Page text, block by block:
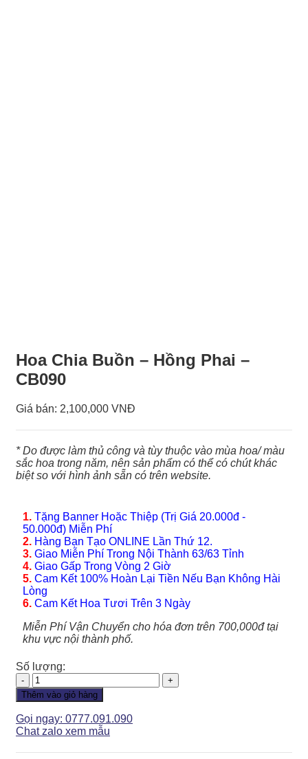
Hoa Chia Buồn – Hồng Phai –
CB090
Giá bán: 2,100,000 VNĐ
* Do được làm thủ công và tùy thuộc vào mùa hoa/ màu
sắc hoa trong năm, nên sản phẩm có thể có chút khác
biệt so với hình ảnh sẵn có trên website.
1. Tặng Banner Hoặc Thiệp (Trị Giá 20.000đ -
50.000đ) Miễn Phí
2. Hàng Bạn Tạo ONLINE Lần Thứ 12.
3. Giao Miễn Phí Trong Nội Thành 63/63 Tỉnh
4. Giao Gấp Trong Vòng 2 Giờ
5. Cam Kết 100% Hoàn Lại Tiền Nếu Bạn Không Hài
Lòng
6. Cam Kết Hoa Tươi Trên 3 Ngày
Miễn Phí Vận Chuyển cho hóa đơn trên 700,000đ tại
khu vực nội thành phố.
Số lượng:
Hoa
Chia
Buồn
-
Hồng
Phai
-
Thêm vào giỏ hàng
Gọi ngay: 0777.091.090
Chat zalo xem mẫu